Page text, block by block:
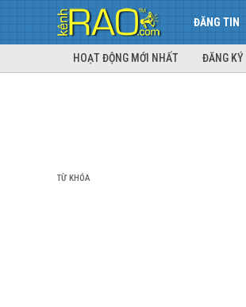
ĐĂNG TIN
HOẠT ĐỘNG MỚI NHẤT ĐĂNG KÝ
TỪ KHÓA